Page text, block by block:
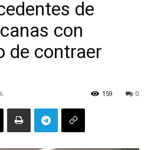
de
con
de contraer
0
159